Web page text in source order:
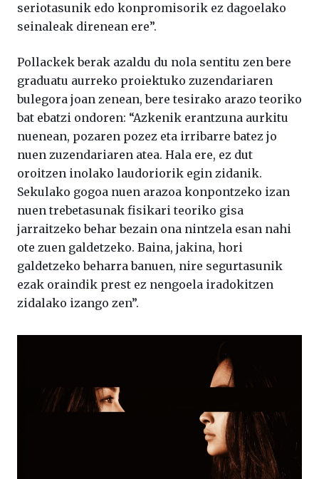
seriotasunik edo konpromisorik ez dagoelako
seinaleak direnean ere”.
Pollackek berak azaldu du nola sentitu zen bere
graduatu aurreko proiektuko zuzendariaren
bulegora joan zenean, bere tesirako arazo teoriko
bat ebatzi ondoren: “Azkenik erantzuna aurkitu
nuenean, pozaren pozez eta irribarre batez jo
nuen zuzendariaren atea. Hala ere, ez dut
oroitzen inolako laudoriorik egin zidanik.
Sekulako gogoa nuen arazoa konpontzeko izan
nuen trebetasunak fisikari teoriko gisa
jarraitzeko behar bezain ona nintzela esan nahi
ote zuen galdetzeko. Baina, jakina, hori
galdetzeko beharra banuen, nire segurtasunik
ezak oraindik prest ez nengoela iradokitzen
zidalako izango zen”.